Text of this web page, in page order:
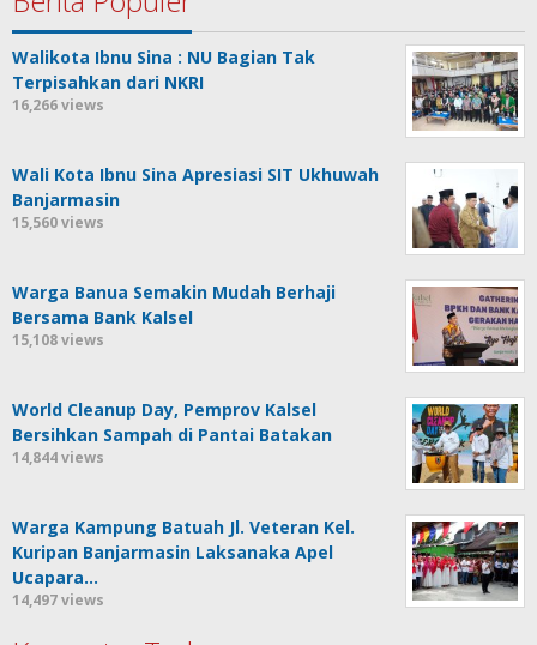
Walikota Ibnu Sina : NU Bagian Tak
Terpisahkan dari NKRI
16,266 views
Wali Kota Ibnu Sina Apresiasi SIT Ukhuwah
Banjarmasin
15,560 views
Warga Banua Semakin Mudah Berhaji
Bersama Bank Kalsel
15,108 views
World Cleanup Day, Pemprov Kalsel
Bersihkan Sampah di Pantai Batakan
14,844 views
Warga Kampung Batuah Jl. Veteran Kel.
Kuripan Banjarmasin Laksanaka Apel
Ucapara…
14,497 views